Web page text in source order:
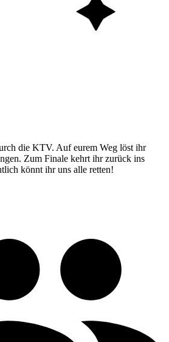
die KTV. Auf eurem Weg löst ihr
Zum Finale kehrt ihr zurück ins
könnt ihr uns alle retten!